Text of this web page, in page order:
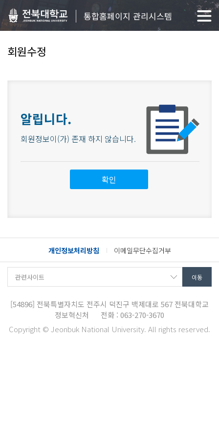
통합홈페이지 관리시스템
회원수정
알립니다.
회원정보이(가) 존재 하지 않습니다.
개인정보처리방침 이메일무단수집거부
[54896] 전북특별자치도 전주시 덕진구 백제대로 567 전북대학교
정보혁신처
전화 : 063-270-3670
Copyright © Jeonbuk National University. All rights reserved.